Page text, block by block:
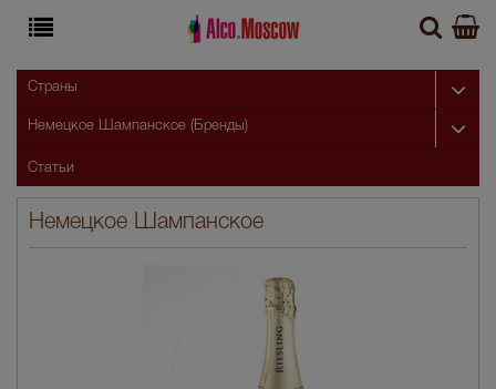
Немецкое Шампанское
Страны
Немецкое Шампанское (Бренды)
Статьи